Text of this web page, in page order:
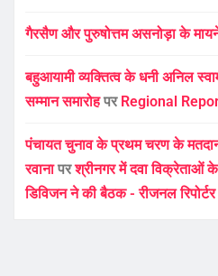
गैरसैण और पुरुषोत्तम असनोड़ा के
बहुआयामी व्यक्तित्व के धनी अनिल
सम्मान समारोहपर Regional
पंचायत चुनाव के प्रथम चरण के मतदान
रवानापरश्रीनगर में दवा विक्रेताओं
डिविजन ने की बैठक - रीजनल रिपोर्टर